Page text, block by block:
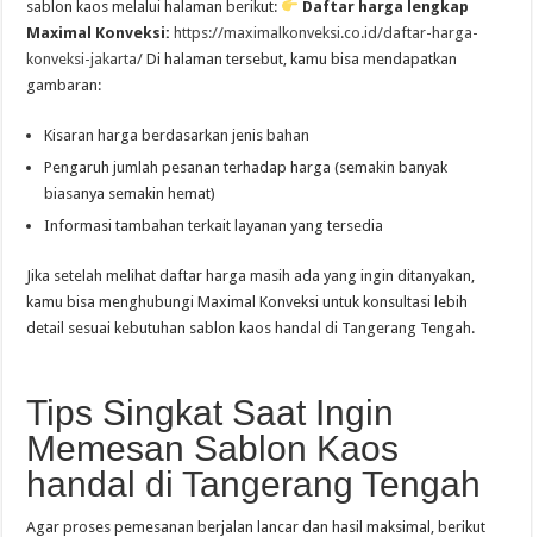
sablon kaos melalui halaman berikut:
Daftar harga lengkap
Maximal Konveksi: https://maximalkonveksi.co.id/daftar-harga-
konveksi-jakarta/ Di halaman tersebut, kamu bisa mendapatkan
gambaran:
Kisaran harga berdasarkan jenis bahan
Pengaruh jumlah pesanan terhadap harga (semakin banyak
biasanya semakin hemat)
Informasi tambahan terkait layanan yang tersedia
Jika setelah melihat daftar harga masih ada yang ingin ditanyakan,
kamu bisa menghubungi Maximal Konveksi untuk konsultasi lebih
detail sesuai kebutuhan sablon kaos handal di Tangerang Tengah.
Tips Singkat Saat Ingin
Memesan Sablon Kaos
handal di Tangerang Tengah
Agar proses pemesanan berjalan lancar dan hasil maksimal, berikut